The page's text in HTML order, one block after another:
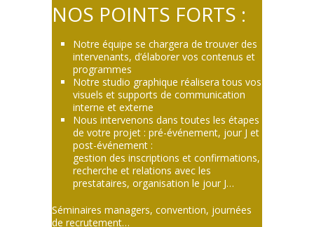
NOS POINTS FORTS :
Notre équipe se chargera de trouver des
intervenants, d’élaborer vos contenus et
programmes
Notre studio graphique réalisera tous vos
visuels et supports de communication
interne et externe
Nous intervenons dans toutes les étapes
de votre projet : pré-événement, jour J et
post-événement :
gestion des inscriptions et confirmations,
recherche et relations avec les
prestataires, organisation le jour J…
Séminaires managers, convention, journées
de recrutement…